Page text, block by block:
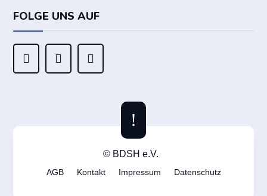
FOLGE UNS AUF
  
!
© BDSH e.V.
AGB Kontakt Impressum Datenschutz